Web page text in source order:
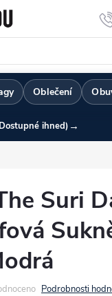
Oblečení
ihned) →
Suri
Podrobnosti